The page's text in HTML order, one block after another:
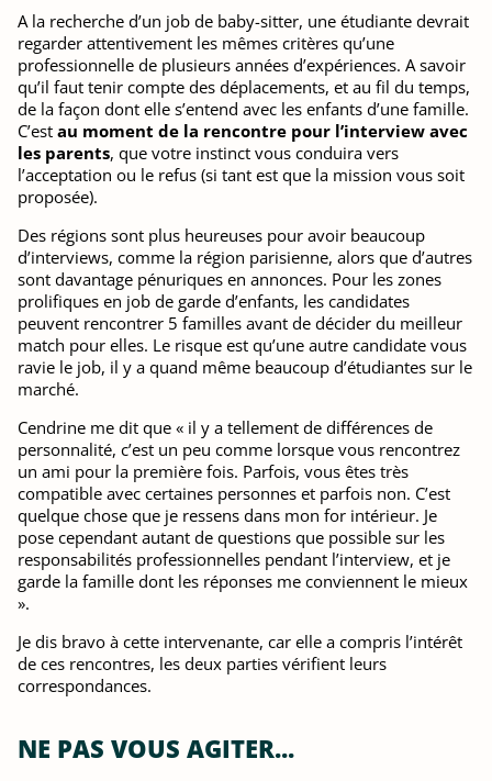
A la recherche d’un job de baby-sitter, une étudiante devrait
regarder attentivement les mêmes critères qu’une
professionnelle de plusieurs années d’expériences. A savoir
qu’il faut tenir compte des déplacements, et au fil du temps,
de la façon dont elle s’entend avec les enfants d’une famille.
C’est au moment de la rencontre pour l’interview avec
les parents, que votre instinct vous conduira vers
l’acceptation ou le refus (si tant est que la mission vous soit
proposée).
Des régions sont plus heureuses pour avoir beaucoup
d’interviews, comme la région parisienne, alors que d’autres
sont davantage pénuriques en annonces. Pour les zones
prolifiques en job de garde d’enfants, les candidates
peuvent rencontrer 5 familles avant de décider du meilleur
match pour elles. Le risque est qu’une autre candidate vous
ravie le job, il y a quand même beaucoup d’étudiantes sur le
marché.
Cendrine me dit que « il y a tellement de différences de
personnalité, c’est un peu comme lorsque vous rencontrez
un ami pour la première fois. Parfois, vous êtes très
compatible avec certaines personnes et parfois non. C’est
quelque chose que je ressens dans mon for intérieur. Je
pose cependant autant de questions que possible sur les
responsabilités professionnelles pendant l’interview, et je
garde la famille dont les réponses me conviennent le mieux
».
Je dis bravo à cette intervenante, car elle a compris l’intérêt
de ces rencontres, les deux parties vérifient leurs
correspondances.
NE PAS VOUS AGITER...